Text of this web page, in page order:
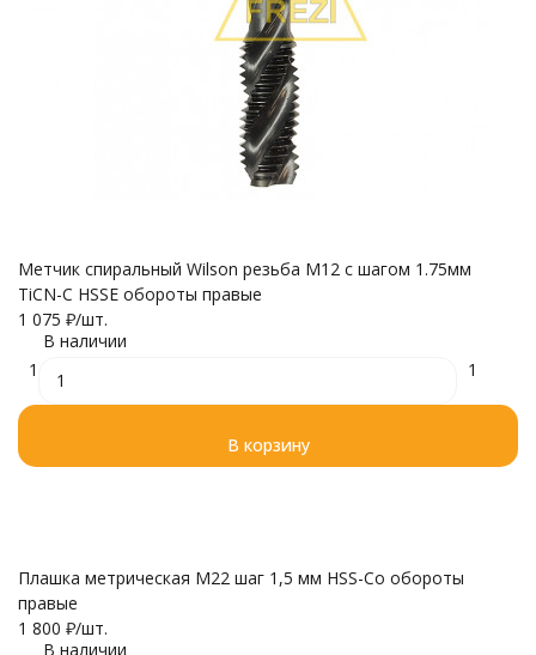
Метчик спиральный Wilson резьба М12 с шагом 1.75мм
TiCN-C HSSE обороты правые
1 075 ₽/шт.
В наличии
1
1
В корзину
Плашка метрическая М22 шаг 1,5 мм HSS-Co обороты
правые
1 800 ₽/шт.
В наличии